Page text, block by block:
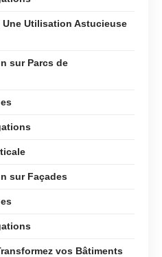
Utilisation Astucieuse
sur Parcs de
sur Façades
vos Bâtiments